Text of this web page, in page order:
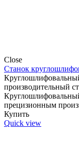
Close
Станок
производительный
прецизионным
Купить
Quick view